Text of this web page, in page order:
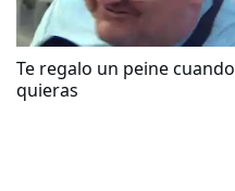
Te regalo un peine cuando
quieras